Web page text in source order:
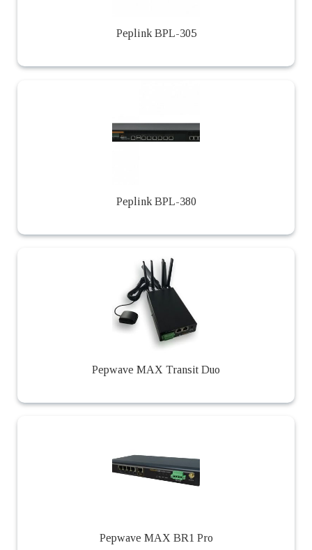
Peplink BPL-305
Peplink BPL-380
Pepwave MAX Transit Duo
Pepwave MAX BR1 Pro